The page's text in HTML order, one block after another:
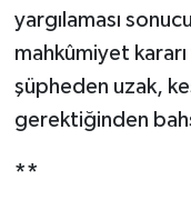
yargılaması
mahkûmiyet
şüpheden uzak,
gerektiğinden
**